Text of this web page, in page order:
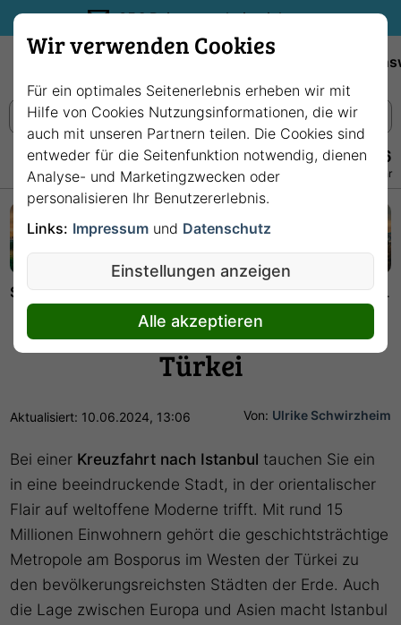
35€ Reisegutschein sichern.
+49 228 3875 7256
Persönlich · Kostenlos · Täglich 08–22 Uhr
Startseite Hafenwelten Istanbul: Perle im Westen der Türkei
Istanbul: Perle im Westen der
Türkei
Von: Ulrike Schwirzheim
Aktualisiert: 10.06.2024, 13:06
Bei einer Kreuzfahrt nach Istanbul tauchen Sie ein
in eine beeindruckende Stadt, in der orientalischer
Flair auf weltoffene Moderne trifft. Mit rund 15
Millionen Einwohnern gehört die geschichtsträchtige
Metropole am Bosporus im Westen der Türkei zu
den bevölkerungsreichsten Städten der Erde. Auch
die Lage zwischen Europa und Asien macht Istanbul
Wir verwenden Cookies
Für ein optimales Seitenerlebnis erheben wir mit
Hilfe von Cookies Nutzungsinformationen, die wir
auch mit unseren Partnern teilen. Die Cookies sind
entweder für die Seitenfunktion notwendig, dienen
Analyse- und Marketingzwecken oder
personalisieren Ihr Benutzererlebnis.
Links: Impressum und Datenschutz
Einstellungen anzeigen
Alle akzeptieren